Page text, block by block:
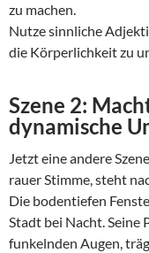
zu machen.
Nutze sinnliche
die Körperlichkeit zu
Szene 2:
dynamische
Jetzt eine andere
rauer Stimme, steht
Die bodentiefen
Stadt bei Nacht. Seine
funkelnden Augen,